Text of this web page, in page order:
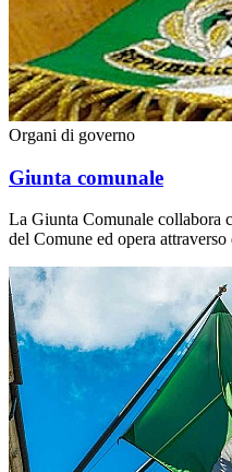
Organi di governo
Giunta comunale
La Giunta Comunale collabora
del Comune ed opera